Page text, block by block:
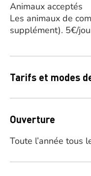
Animaux acceptés
Les animaux de
supplément). 5€/
Tarifs et modes
Ouverture
Toute l’année tous